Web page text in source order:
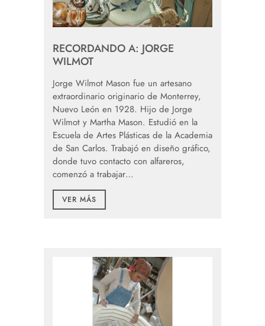
RECORDANDO A: JORGE
WILMOT
Jorge Wilmot Mason fue un artesano
extraordinario originario de Monterrey,
Nuevo León en 1928. Hijo de Jorge
Wilmot y Martha Mason. Estudió en la
Escuela de Artes Plásticas de la Academia
de San Carlos. Trabajó en diseño gráfico,
donde tuvo contacto con alfareros,
comenzó a trabajar…
VER MÁS